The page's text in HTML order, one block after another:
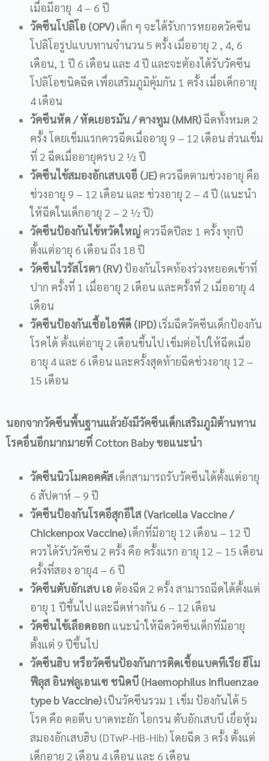
เมื่อมีอายุ 4 – 6 ปี
วัคซีนโปลิโอ (OPV)เด็ก ๆ จะได้รับการหยอดวัคซีน
โปลิโอรูปแบบทานจำนวน 5 ครั้ง เมื่ออายุ 2 , 4, 6
เดือน, 1 ปี 6 เดือน และ 4 ปี และจะต้องได้รับวัคซีน
โปลิโอชนิดฉีด เพื่อเสริมภูมิคุ้มกัน 1 ครั้ง เมื่อเด็กอายุ
4 เดือน
วัคซีนหัด / หัดเยอรมัน / คางทูม (MMR)ฉีดทั้งหมด 2
ครั้ง โดยเข็มแรกควรฉีดเมื่ออายุ 9 – 12 เดือน ส่วนเข็ม
ที่ 2 ฉีดเมื่ออายุครบ 2 ½ ปี
วัคซีนไข้สมองอักเสบเจอี (JE)ควรฉีดตามช่วงอายุ คือ
ช่วงอายุ 9 – 12 เดือน และ ช่วงอายุ 2 – 4 ปี (แนะนำ
ให้ฉีดในเด็กอายุ 2 – 2 ½ ปี)
วัคซีนป้องกันไข้หวัดใหญ่ควรฉีดปีละ 1 ครั้ง ทุกปี
ตั้งแต่อายุ 6 เดือน ถึง 18 ปี
วัคซีนไวรัสโรตา (RV)ป้องกันโรคท้องร่วงหยอดเข้าที่
ปาก ครั้งที่ 1 เมื่ออายุ 2 เดือน และครั้งที่ 2 เมื่ออายุ 4
เดือน
วัคซีนป้องกันเชื้อไอพีดี (IPD)เริ่มฉีดวัคซีนเด็กป้องกัน
โรคได้ ตั้งแต่อายุ 2 เดือนขึ้นไป เข็มต่อไปให้ฉีดเมื่อ
อายุ 4 และ 6 เดือน และครั้งสุดท้ายฉีดช่วงอายุ 12 –
15 เดือน
นอกจากวัคซีนพื้นฐานแล้วยังมีวัคซีนเด็กเสริมภูมิต้านทาน
โรคอื่นอีกมากมายที่ Cotton Baby ขอแนะนำ
วัคซีนนิวโมคอคคัส เด็กสามารถรับวัคซีนได้ตั้งแต่อายุ
6 สัปดาห์ – 9 ปี
วัคซีนป้องกันโรคอีสุกอีใส (Varicella Vaccine /
Chickenpox Vaccine)เด็กที่มีอายุ 12 เดือน – 12 ปี
ควรได้รับวัคซีน 2 ครั้ง คือ ครั้งแรก อายุ 12 – 15 เดือน
ครั้งที่สอง อายุ4 – 6 ปี
วัคซีนตับอักเสบ เอ ต้องฉีด 2 ครั้ง สามารถฉีดได้ตั้งแต่
อายุ 1 ปีขึ้นไป และฉีดห่างกัน 6 – 12 เดือน
วัคซีนไข้เลือดออก แนะนำให้ฉีดวัคซีนเด็กที่มีอายุ
ตั้งแต่ 9 ปีขึ้นไป
วัคซีนฮิบ หรือวัคซีนป้องกันการติดเชื้อแบคทีเรีย ฮีโม
ฟีลุส อินฟลูเอนเซ ชนิดบี (Haemophilus influenzae
type b Vaccine)เป็นวัคซีนรวม 1 เข็ม ป้องกันได้ 5
โรค คือ คอตีบ บาดทะยัก ไอกรน ตับอักเสบบี เยื่อหุ้ม
สมองอักเสบฮิบ (DTwP-HB-Hib) โดยฉีด 3 ครั้ง ตั้งแต่
เด็กอายุ 2 เดือน 4 เดือน และ 6 เดือน